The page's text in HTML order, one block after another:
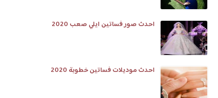
احدث صور فساتين ايلي صعب 2020
احدث موديلات فساتين خطوبة 2020